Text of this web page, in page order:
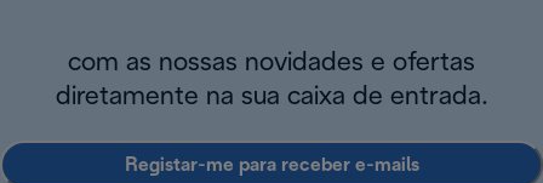
com as nossas novidades e ofertas
diretamente na sua caixa de entrada.
Registar-me para receber e-mails